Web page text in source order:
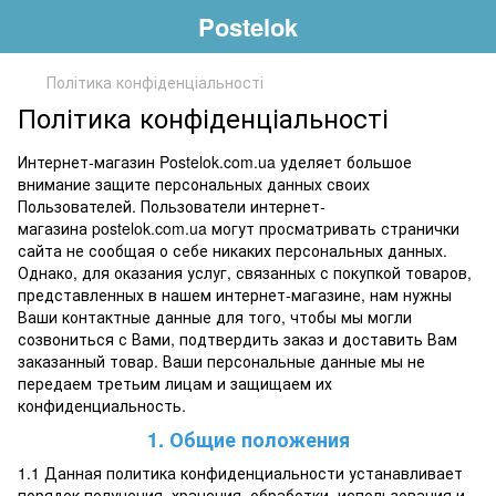
Postelok
Політика конфіденціальності
Політика конфіденціальності
Интернет-магазин Postelok.com.ua уделяет большое
внимание защите персональных данных своих
Пользователей. Пользователи интернет-
магазина postelok.com.ua могут просматривать странички
сайта не сообщая о себе никаких персональных данных.
Однако, для оказания услуг, связанных с покупкой товаров,
представленных в нашем интернет-магазине, нам нужны
Ваши контактные данные для того, чтобы мы могли
созвониться с Вами, подтвердить заказ и доставить Вам
заказанный товар. Ваши персональные данные мы не
передаем третьим лицам и защищаем их
конфиденциальность.
1. Общие положения
1.1 Данная политика конфиденциальности устанавливает